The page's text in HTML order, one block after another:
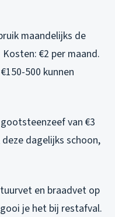
maandelijks de
€2 per maand.
500 kunnen
van €3
dagelijks schoon,
en braadvet op
je het bij restafval.